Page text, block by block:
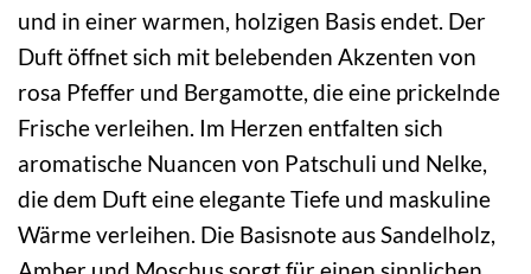
und in einer warmen, holzigen Basis endet. Der
Duft öffnet sich mit belebenden Akzenten von
rosa Pfeffer und Bergamotte, die eine prickelnde
Frische verleihen. Im Herzen entfalten sich
aromatische Nuancen von Patschuli und Nelke,
die dem Duft eine elegante Tiefe und maskuline
Wärme verleihen. Die Basisnote aus Sandelholz,